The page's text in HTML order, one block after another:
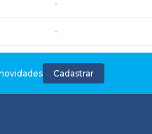
-
-
Cadastrar